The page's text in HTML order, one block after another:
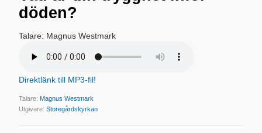
döden?
Talare: Magnus Westmark
Direktlänk till MP3-fil!
Talare:Magnus Westmark
Utgivare:Storegårdskyrkan